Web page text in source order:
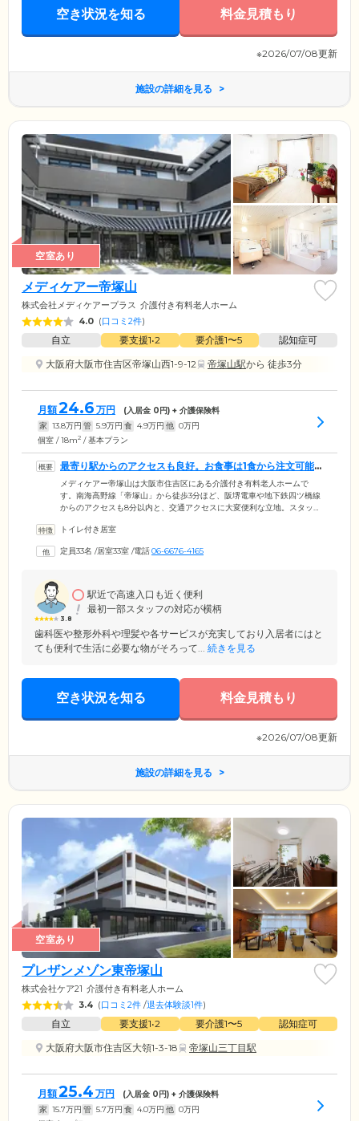
空き状況を知る 料金見積もり
※2026/07/08更新
施設の詳細を見る
空室あり
メディケアー帝塚山
株式会社メディケアープラス 介護付き有料老人ホーム
4.0 (口コミ2件)
自立 要支援1•2 要介護1〜5
認知症可
大阪府大阪市住吉区帝塚山西1-9-12
帝塚山駅から 徒歩3分
月額24.6 万円 (入居金 0円) + 介護保険料
家 13.8万円 管 5.9万円 食 4.9万円 他 0万円
個室 / 18m2 / 基本プラン
最寄り駅からのアクセスも良好。お食事は1食から注文可能
で経済的です
メディケアー帝塚山は大阪市住吉区にある介護付き有料老人ホームで
す。南海高野線「帝塚山」から徒歩3分ほど、阪堺電車や地下鉄四ツ橋線
からのアクセスも8分以内と、交通アクセスに大変便利な立地。スタッフ
を行っています。お食事は栄養バランスに配慮したものをご提供してお
対応可能です。事前にご注文いただければ、ご家族の面会時に一緒にお
トイレ付き居室
定員33名 /居室33室 /電話06-6676-4165
3.8
駅近で高速入口も近く便利
最初一部スタッフの対応が横柄
歯科医や整形外科や理髪や各サービスが充実しており入居者にはと
ても便利で生活に必要な物がそろって... 続きを見る
空き状況を知る 料金見積もり
※2026/07/08更新
施設の詳細を見る
空室あり
プレザンメゾン東帝塚山
株式会社ケア21 介護付き有料老人ホーム
3.4 (口コミ2件 /退去体験談1件)
自立 要支援1•2 要介護1〜5
認知症可
大阪府大阪市住吉区大領1-3-18
帝塚山三丁目駅
月額25.4 万円 (入居金 0円) + 介護保険料
家 15.7万円 管 5.7万円 食 4.0万円 他 0万円